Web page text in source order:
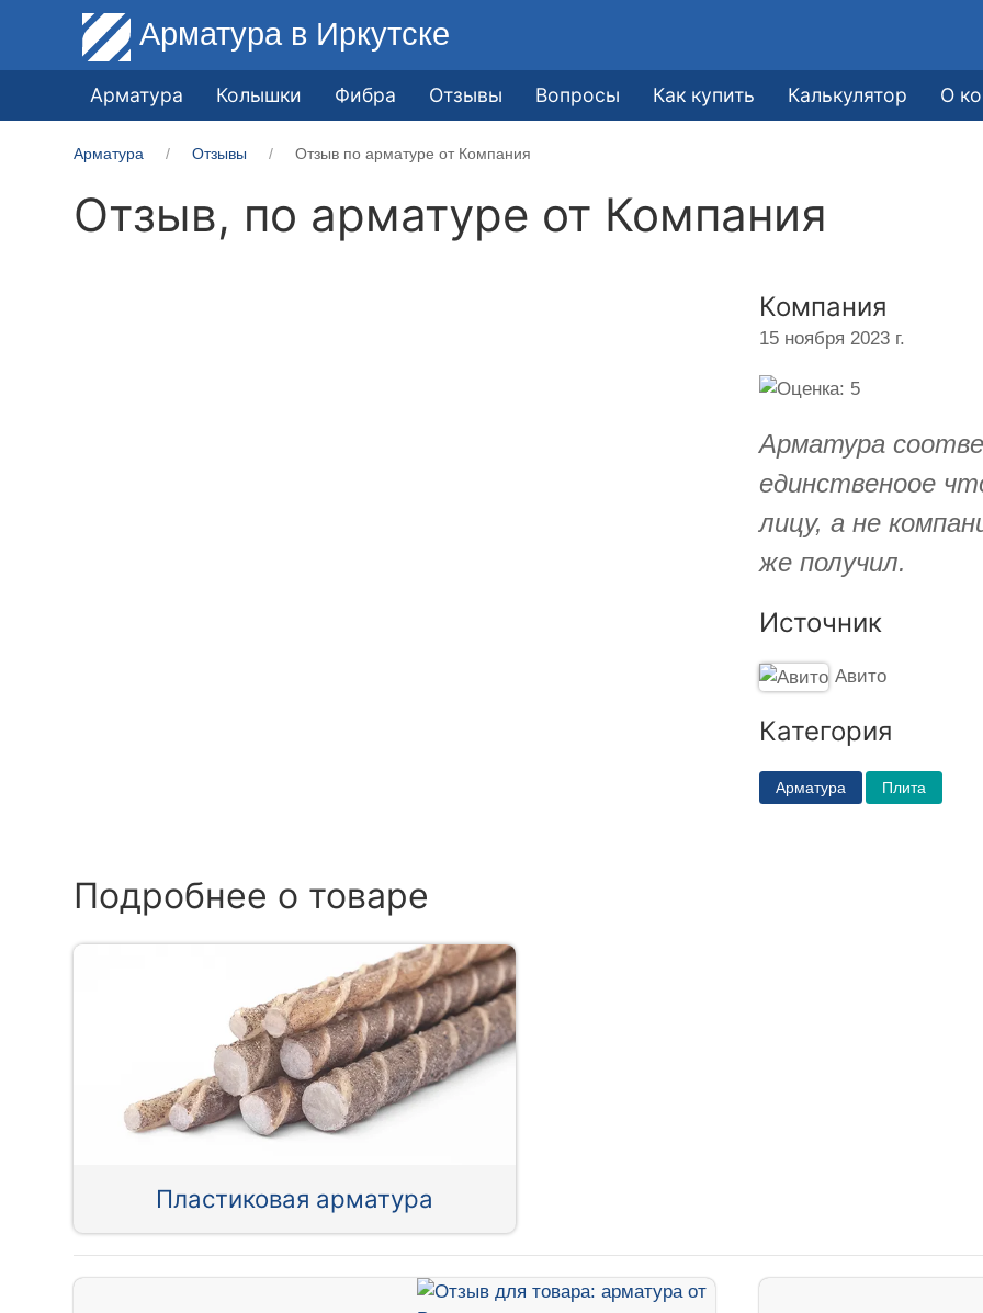
Арматура в Иркутске
Арматура Колышки Фибра Отзывы Вопросы Как купить Калькулятор О
Арматура Отзывы Отзыв по арматуре от Компания
Отзыв, по арматуре от Компания
Компания
15 ноября 2023 г.
Арматура
единственоое
лицу, а не
же получил.
Источник
Авито
Категория
Арматура Плита
Подробнее о товаре
Пластиковая арматура